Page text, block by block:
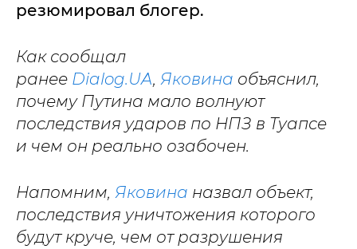
резюмировал блогер.
Как сообщал
ранее Dialog.UA, Яковина объяснил,
почему Путина мало волнуют
последствия ударов по НПЗ в Туапсе
и чем он реально озабочен.
Напомним, Яковина назвал объект,
последствия уничтожения которого
будут круче, чем от разрушения